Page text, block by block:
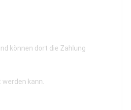
können dort die Zahlung
kann.